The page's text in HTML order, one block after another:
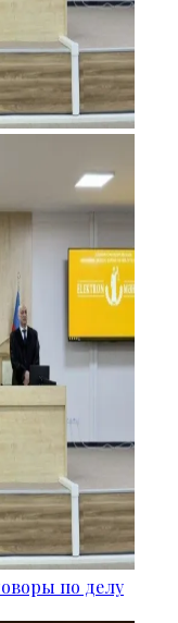
по делу